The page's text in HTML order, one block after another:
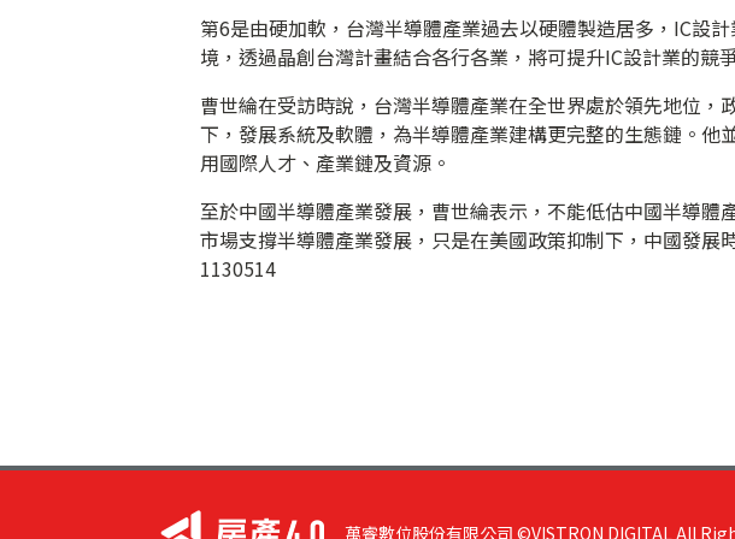
第6是由硬加軟，台灣半導體產業過去以硬體製造居多，IC設
境，透過晶創台灣計畫結合各行各業，將可提升IC設計業的競
曹世綸在受訪時說，台灣半導體產業在全世界處於領先地位，
下，發展系統及軟體，為半導體產業建構更完整的生態鏈。他
用國際人才、產業鏈及資源。
至於中國半導體產業發展，曹世綸表示，不能低估中國半導體
市場支撐半導體產業發展，只是在美國政策抑制下，中國發展
1130514
萬睿數位股份有限公司 ©VISTRON DIGITAL All